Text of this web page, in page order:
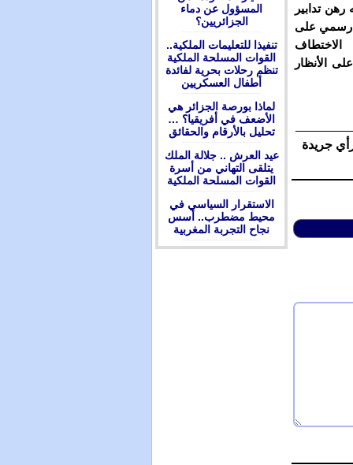
تدابير
رسمي على
الاختطاف
الأنظار
جريدة
المسؤول عن دماء
الجزائريين؟
تنفيذا للتعليمات الملكية..
القوات المسلحة الملكية
تنظم رحلات بحرية لفائدة
أطفال العسكريين
لماذا بورصة الجزائر هي
الأضعف في أفريقيا؟ …
تحليل بالأرقام والحقائق
عيد العرش .. جلالة الملك
يتلقى التهاني من أسرة
القوات المسلحة الملكية
الاستقرار السياسي في
محيط مضطرب.. أسس
نجاح التجربة المغربية